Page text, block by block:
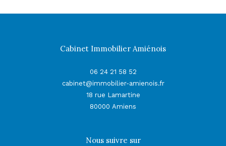
Cabinet Immobilier Amiénois
06 24 21 58 52
cabinet@immobilier-amienois.fr
18 rue Lamartine
80000
Amiens
Nous suivre sur